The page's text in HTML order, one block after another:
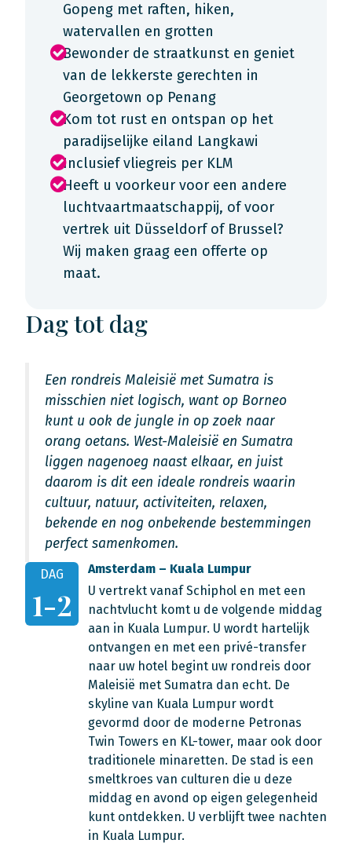
Gopeng met raften, hiken,
watervallen en grotten
Bewonder de straatkunst en geniet
van de lekkerste gerechten in
Georgetown op Penang
Kom tot rust en ontspan op het
paradijselijke eiland Langkawi
Inclusief vliegreis per KLM
Heeft u voorkeur voor een andere
luchtvaartmaatschappij, of voor
vertrek uit Düsseldorf of Brussel?
Wij maken graag een offerte op
maat.
Dag tot dag
Een rondreis Maleisië met Sumatra is
misschien niet logisch, want op Borneo
kunt u ook de jungle in op zoek naar
orang oetans. West-Maleisië en Sumatra
liggen nagenoeg naast elkaar, en juist
daarom is dit een ideale rondreis waarin
cultuur, natuur, activiteiten, relaxen,
bekende en nog onbekende bestemmingen
perfect samenkomen.
DAG
1-2
Amsterdam – Kuala Lumpur
U vertrekt vanaf Schiphol en met een
nachtvlucht komt u de volgende middag
aan in Kuala Lumpur. U wordt hartelijk
ontvangen en met een privé-transfer
naar uw hotel begint uw rondreis door
Maleisië met Sumatra dan echt. De
skyline van Kuala Lumpur wordt
gevormd door de moderne Petronas
Twin Towers en KL-tower, maar ook door
traditionele minaretten. De stad is een
smeltkroes van culturen die u deze
middag en avond op eigen gelegenheid
kunt ontdekken. U verblijft twee nachten
in Kuala Lumpur.